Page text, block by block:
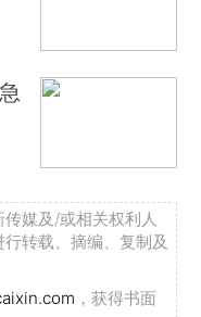
媒及/或相关权利人
转载、摘编、复制及
，获得书面